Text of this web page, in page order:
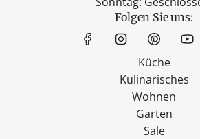
Folgen Sie uns:
Küche
Kulinarisches
Wohnen
Garten
Sale